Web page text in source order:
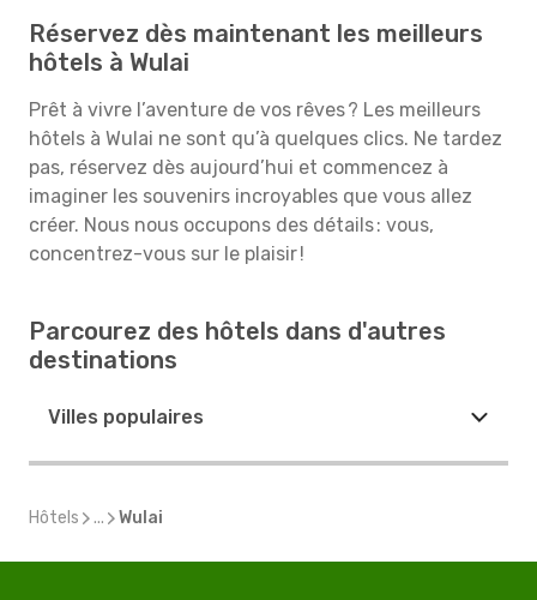
Réservez dès maintenant les meilleurs
hôtels à Wulai
Prêt à vivre l’aventure de vos rêves ? Les meilleurs
hôtels à Wulai ne sont qu’à quelques clics. Ne tardez
pas, réservez dès aujourd’hui et commencez à
imaginer les souvenirs incroyables que vous allez
créer. Nous nous occupons des détails : vous,
concentrez-vous sur le plaisir !
Parcourez des hôtels dans d'autres
destinations
Villes populaires
Hôtels ... Wulai